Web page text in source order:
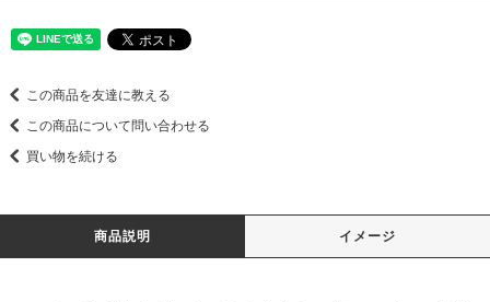
この商品を友達に教える
この商品について問い合わせる
買い物を続ける
商品説明 イメージ